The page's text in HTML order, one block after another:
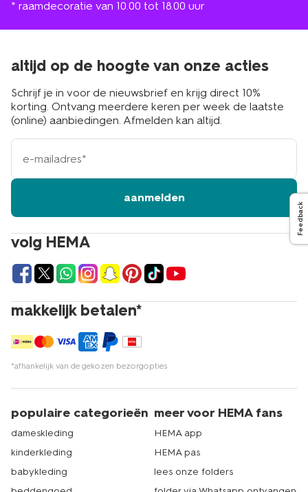
* raamdecoratie van 10.00 tot 18.00 uur
volg HEMA
makkelijk betalen*
*afhankelijk van de gekozen bezorgopties
altijd op de hoogte van onze acties
Schrijf je in voor de nieuwsbrief en krijg direct 10%
korting. Ontvang meerdere keren per week de laatste
(online) aanbiedingen. Afmelden kan altijd.
e-
mailadres
aanmelden
populaire categorieën
dameskleding
kinderkleding
babykleding
meer voor HEMA fans
HEMA app
HEMA pas
lees onze folders
Feedback